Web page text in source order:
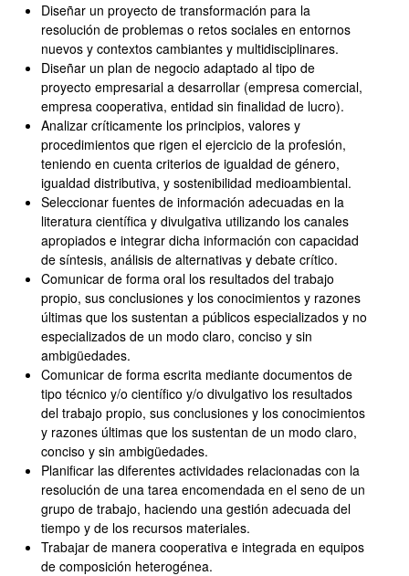
Diseñar un proyecto de transformación para la
resolución de problemas o retos sociales en entornos
nuevos y contextos cambiantes y multidisciplinares.
Diseñar un plan de negocio adaptado al tipo de
proyecto empresarial a desarrollar (empresa comercial,
empresa cooperativa, entidad sin finalidad de lucro).
Analizar críticamente los principios, valores y
procedimientos que rigen el ejercicio de la profesión,
teniendo en cuenta criterios de igualdad de género,
igualdad distributiva, y sostenibilidad medioambiental.
Seleccionar fuentes de información adecuadas en la
literatura científica y divulgativa utilizando los canales
apropiados e integrar dicha información con capacidad
de síntesis, análisis de alternativas y debate crítico.
Comunicar de forma oral los resultados del trabajo
propio, sus conclusiones y los conocimientos y razones
últimas que los sustentan a públicos especializados y no
especializados de un modo claro, conciso y sin
ambigüedades.
Comunicar de forma escrita mediante documentos de
tipo técnico y/o científico y/o divulgativo los resultados
del trabajo propio, sus conclusiones y los conocimientos
y razones últimas que los sustentan de un modo claro,
conciso y sin ambigüedades.
Planificar las diferentes actividades relacionadas con la
resolución de una tarea encomendada en el seno de un
grupo de trabajo, haciendo una gestión adecuada del
tiempo y de los recursos materiales.
Trabajar de manera cooperativa e integrada en equipos
de composición heterogénea.